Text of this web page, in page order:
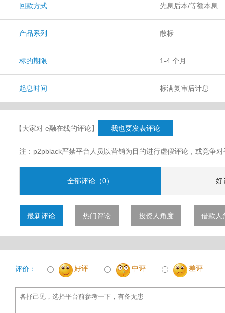
回款方式 先息后本/等额本息
产品系列 散标
标的期限 1-4 个月
起息时间 标满复审后计息
【大家对 e融在线的评论】 我也要发表评论
注：p2pblack严禁平台人员以营销为目的进行虚假评论，或竞争
全部评论（0） 好
最新评论 热门评论 投资人角度 借款人
评价： 好评 中评 差评